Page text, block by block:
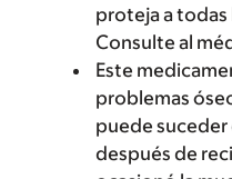
proteja a todas
Consulte al
Este
problemas
puede suceder
después de